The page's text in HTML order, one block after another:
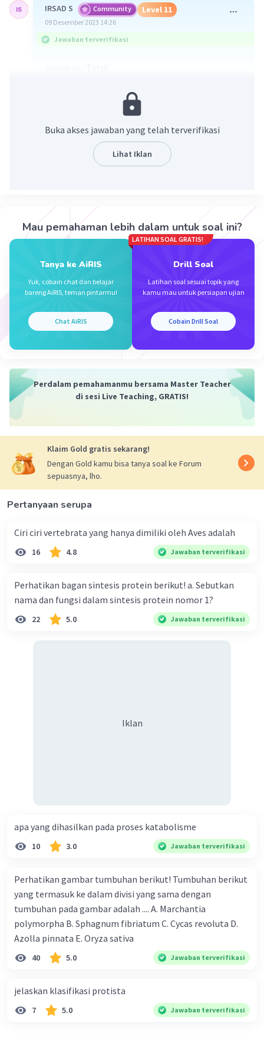
IRSAD S Community Level 11
09 Desember 2023 14:26
Jawaban terverifikasi
Tidak semua jenis pembuluh darah vena
membawa karbondioksida, misalnya
pulmonalis,yang membawa darah kaya akan
oksigen dari paru-paru menuju
11 Desember 2023 07:40
terimakasih kak
Iklan
Dela A Community Level 92
21 Desember 2023 01:58
Jawaban terverifikasi
. karena pembuluh Vena membawa darah
setelah terjadi pertukaran gas di paru-paru darah
mengalir ke jantung melalui vena paru-paru,
akan oksigen ke jantung.
Beri Rating Balas
Buka akses jawaban yang telah terverifikasi
Lihat Iklan
Mau pemahaman lebih dalam untuk soal ini?
Tanya ke AiRIS
Yuk, cobain chat dan belajar
bareng AiRIS, teman pintarmu!
Chat AiRIS
LATIHAN SOAL GRATIS!
Drill Soal
Latihan soal sesuai topik yang
kamu mau untuk persiapan ujian
Cobain Drill Soal
Perdalam pemahamanmu bersama Master Teacher
di sesi Live Teaching, GRATIS!
Klaim Gold gratis sekarang!
Dengan Gold kamu bisa tanya soal ke Forum
sepuasnya, lho.
Pertanyaan serupa
Ciri ciri vertebrata yang hanya dimiliki oleh Aves adalah
16 4.8 Jawaban terverifikasi
Perhatikan bagan sintesis protein berikut! a. Sebutkan
nama dan fungsi dalam sintesis protein nomor 1?
22 5.0 Jawaban terverifikasi
Iklan
apa yang dihasilkan pada proses katabolisme
10 3.0 Jawaban terverifikasi
Perhatikan gambar tumbuhan berikut! Tumbuhan berikut
yang termasuk ke dalam divisi yang sama dengan
tumbuhan pada gambar adalah .... A. Marchantia
polymorpha B. Sphagnum fibriatum C. Cycas revoluta D.
Azolla pinnata E. Oryza sativa
40 5.0 Jawaban terverifikasi
jelaskan klasifikasi protista
7 5.0 Jawaban terverifikasi